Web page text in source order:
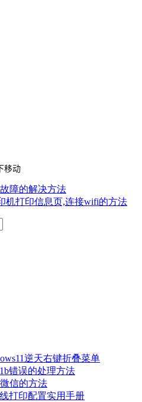
移动
障的解决方法
机打印信息页,连接wifi的方法
逆天右键折叠菜单
错误的处理方法
信的方法
打印配置实用手册